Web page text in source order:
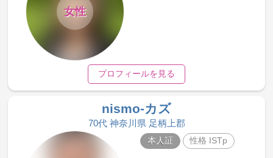
女性
プロフィールを見る
nismo-カズ
70代 神奈川県 足柄上郡
本人証 性格 ISTp